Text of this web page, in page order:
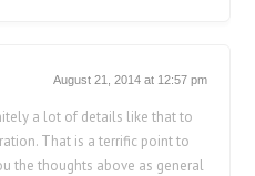
August 21, 2014 at 12:57 pm
a lot of details like that to
That is a terrific point to
the thoughts above as general